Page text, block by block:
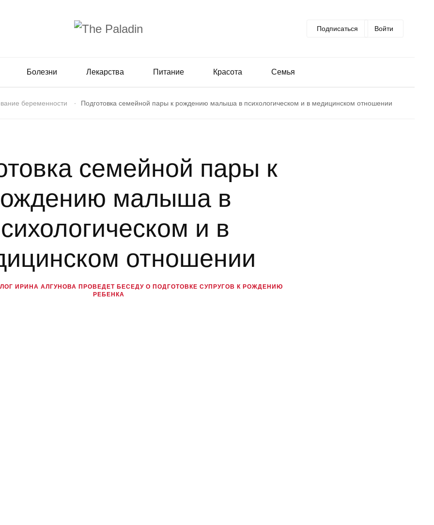
Подписаться Войти
Болезни Лекарства Питание Красота Семья
беременности Подготовка семейной пары к рождению малыша в психологическом и в медицинском отношении
семейной пары к
малыша в
и в
отношении
ИРИНА АЛГУНОВА ПРОВЕДЕТ БЕСЕДУ О ПОДГОТОВКЕ СУПРУГОВ К РОЖДЕНИЮ
РЕБЕНКА